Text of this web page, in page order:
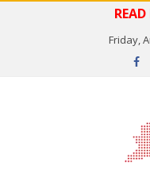
READ NEWS IN
Friday,